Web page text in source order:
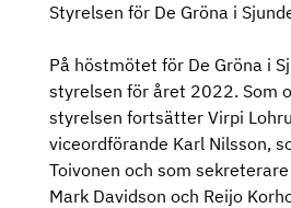
Styrelsen för De Gröna i
På höstmötet för De Gröna i
styrelsen för året 2022. Som
styrelsen fortsätter Virpi
viceordförande Karl Nilsson,
Toivonen och som
Mark Davidson och Reijo